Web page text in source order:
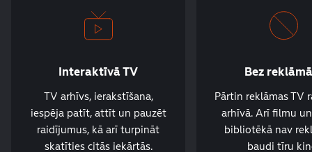
Interaktīvā TV
TV arhīvs, ierakstīšana,
iespēja patīt, attīt un pauzēt
raidījumus, kā arī turpināt
skatīties citās iekārtās.
Bez
Pārtin reklāmas TV
arhīvā. Arī filmu
bibliotēkā nav
baudi tīru